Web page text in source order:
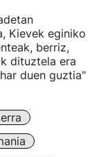
Kievek eginiko
berriz,
dituztela era
duen guztia"